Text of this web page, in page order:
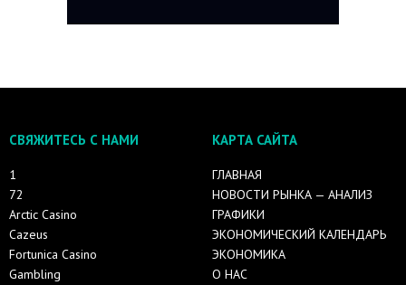
СВЯЖИТЕСЬ С НАМИ
1
72
Arctic Casino
Cazeus
Fortunica Casino
Gambling
КАРТА САЙТА
ГЛАВНАЯ
НОВОСТИ РЫНКА — АНАЛИЗ
ГРАФИКИ
ЭКОНОМИЧЕСКИЙ КАЛЕНДАРЬ
ЭКОНОМИКА
О НАС